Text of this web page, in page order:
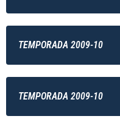
TEMPORADA 2009-10
TEMPORADA 2009-10